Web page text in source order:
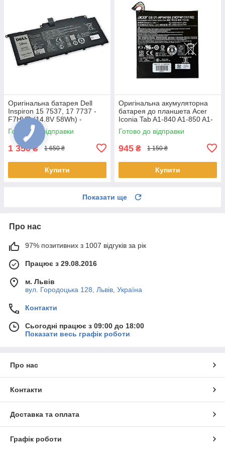
Оригінальна батарея Dell
Inspiron 15 7537, 17 7737 -
F7HVR (14.8V 58Wh) -
Акумулятор, АКБ
Готово до відправки
1 350₴ 1 650 ₴
Купити
Оригінальна акумуляторна
батарея до планшета Acer
Iconia Tab A1-840 A1-850 A1-
860 One 8 B1-810 B1-820 B1-
830 - AP14F8K
Готово до відправки
945 ₴ 1 150 ₴
Купити
Показати ще
Про нас
97% позитивних з 1007 відгуків за рік
Працює з 29.08.2016
м. Львів
вул. Городоцька 128, Львів, Україна
Контакти
Сьогодні працює з 09:00 до 18:00
Показати весь графік роботи
Про нас
Контакти
Доставка та оплата
Графік роботи